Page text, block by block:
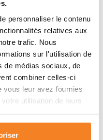
personnaliser le contenu
relatives aux
trafic. Nous
sur l'utilisation de
de médias sociaux, de
combiner celles-ci
vous leur avez fournies
utilisation de leurs
5
-
-
-